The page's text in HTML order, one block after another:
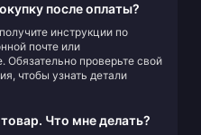
после оплаты?
инструкции по
почте или
Обязательно проверьте свой
чтобы узнать детали
Что мне делать?